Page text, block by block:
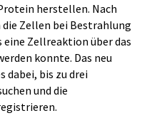
herstellen. Nach
Zellen bei Bestrahlung
eine Zellreaktion über das
konnte. Das neu
dabei, bis zu drei
und die